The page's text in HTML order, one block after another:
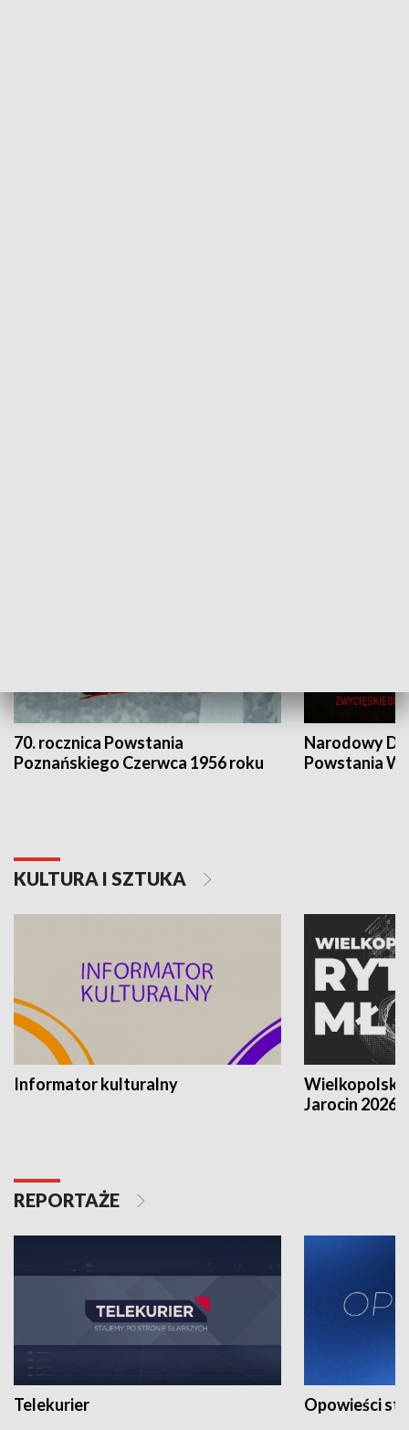
70. rocznica Powstania
Poznańskiego Czerwca 1956 roku
Narodowy
Powstania
KULTURA I SZTUKA
Informator kulturalny
Jarocin 2026
REPORTAŻE
Telekurier Opowieści